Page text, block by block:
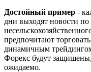
Достойный пример -
дни выходят новости по
предпочитают
динамичным
Форекс будут
ожидаемо.